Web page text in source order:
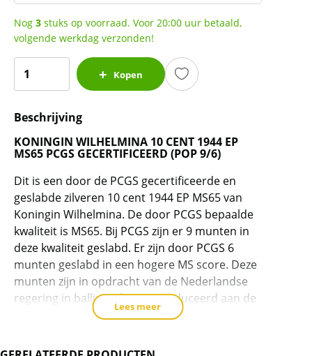
Nog 3 stuks op voorraad. Voor 20:00 uur betaald,
volgende werkdag verzonden!
Wilhelmina
cent
1944
EP
PCGS
gecertificeerd
(pop
9/6)
aantal
Kopen
Beschrijving
KONINGIN WILHELMINA 10 CENT 1944 EP
MS65 PCGS GECERTIFICEERD (POP 9/6)
Dit is een door de PCGS gecertificeerde en
geslabde zilveren 10 cent 1944 EP MS65 van
Koningin Wilhelmina. De door PCGS bepaalde
kwaliteit is MS65. Bij PCGS zijn er 9 munten in
deze kwaliteit geslabd. Er zijn door PCGS 6
munten geslabd in een hogere MS score. Deze
munten zijn in opdracht van de Nederlandse
regering in ballingschap geproduceerd aan de
munt in Philadelphia om na de oorlog in
stuks geweest. Door het vervoer in zakken en
Lees meer